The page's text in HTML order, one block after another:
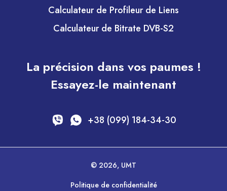
Calculateur de Profileur de Liens
Calculateur de Bitrate DVB-S2
La précision dans vos paumes !
Essayez-le maintenant
+38 (099) 184-34-30
© 2026, UMT
Politique de confidentialité